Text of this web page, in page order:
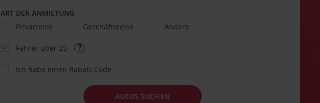
ART DER ANMIETUNG
Privatreise
Geschäftsreise Andere
Fahrer über 25
Ich habe einen Rabatt-Code
AUTOS SUCHEN